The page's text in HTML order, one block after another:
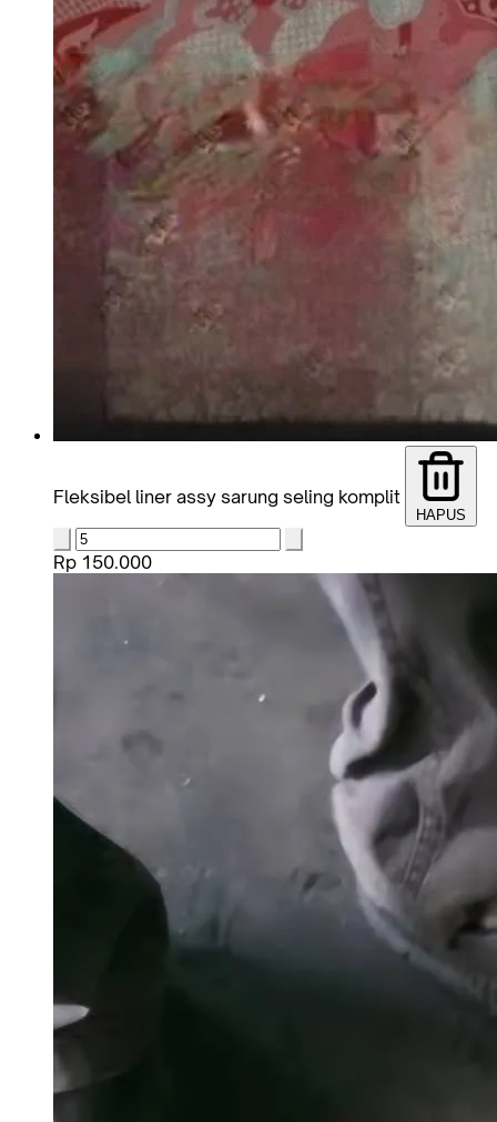
Fleksibel liner assy sarung seling komplit
HAPUS
Rp 150.000